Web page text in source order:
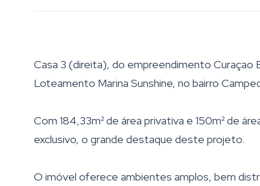
Casa 3 (direita), do empreendimento Curaçao
Loteamento Marina Sunshine, no bairro
Com 184,33m² de área privativa e 150m² de
exclusivo, o grande destaque deste projeto.
O imóvel oferece ambientes amplos, bem